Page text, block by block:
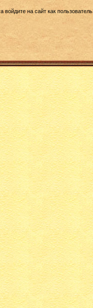
на сайт как пользователь.